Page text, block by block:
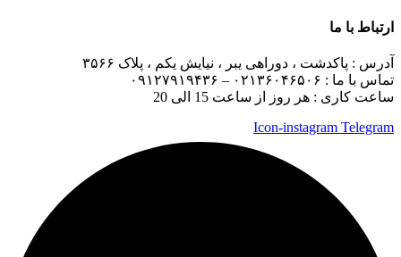
ارتباط با ما
آدرس : پاکدشت ، دوراهی یبر ، نیایش یکم ، پلاک ۳۵۶۶
تماس با ما :
ساعت کاری : هر روز از ساعت 15 الی 20
Icon-instagram Telegram